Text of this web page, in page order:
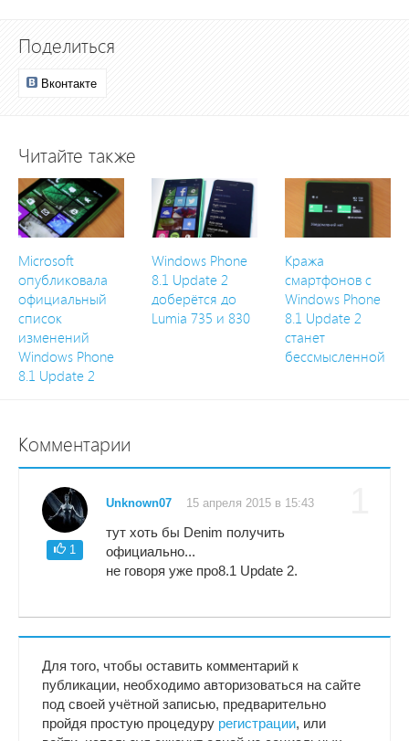
Поделиться
Вконтакте
Читайте также
Microsoft
опубликовала
официальный
список
изменений
Windows Phone
8.1 Update 2
Windows Phone
8.1 Update 2
доберётся до
Lumia 735 и 830
Кража
смартфонов с
Windows Phone
8.1 Update 2
станет
бессмысленной
Комментарии
1
Unknown07 15 апреля 2015 в 15:43
тут хоть бы Denim получить
официально...
не говоря уже про8.1 Update 2.
Для того, чтобы оставить комментарий к
публикации, необходимо авторизоваться на сайте
под своей учётной записью, предварительно
пройдя простую процедуру регистрации, или